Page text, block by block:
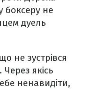
боксеру не
дуель
не зустрівся
якісь
ненавидіти,